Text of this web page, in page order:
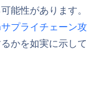
能性があります。
プライチェーン攻
かを如実に示して